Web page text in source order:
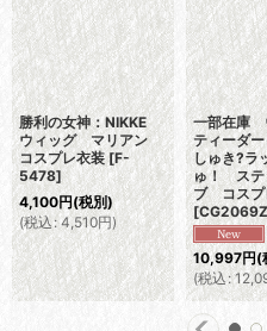
勝利の女神：NIKKE
ウィッグ マリアン
コスプレ衣装 [F-
5478]
4,100円(税別)
(税込: 4,510円)
一部在庫
ティーダ
しゅき?ラ
ゅ！ ステ
ブ コスプ
[
10,997円(
(税込: